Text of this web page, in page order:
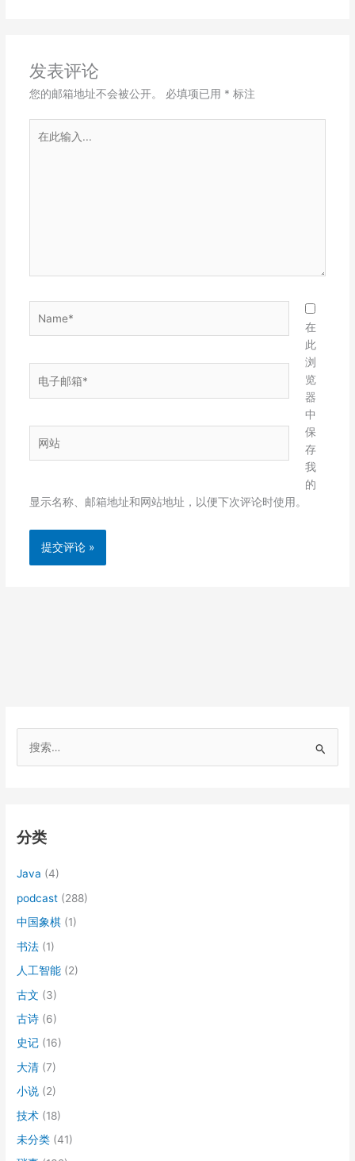
发表评论
您的邮箱地址不会被公开。 必填项已用 * 标注
子
箱
站
在
此
浏
览
器
中
保
存
我
的
显示名称、邮箱地址和网站地址，以便下次评论时使用。
分类
Java (4)
podcast (288)
中国象棋 (1)
书法 (1)
人工智能 (2)
古文 (3)
古诗 (6)
史记 (16)
大清 (7)
小说 (2)
技术 (18)
未分类 (41)